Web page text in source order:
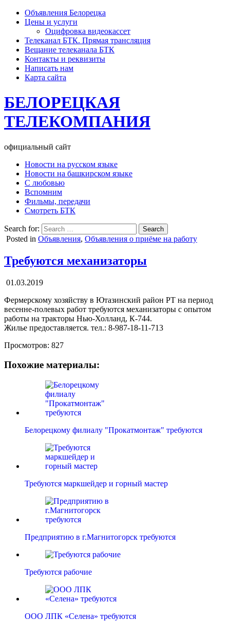
Объявления Белорецка
Цены и услуги
Оцифровка видеокассет
Телеканал БТК. Прямая трансляция
Вещание телеканала БТК
Контакты и реквизиты
Написать нам
Карта сайта
БЕЛОРЕЦКАЯ
ТЕЛЕКОМПАНИЯ
официальный сайт
Новости на русском языке
Новости на башкирском языке
С любовью
Вспомним
Фильмы, передачи
Смотреть БТК
Search for:
Posted in Объявления, Объявления о приёме на работу
Требуются механизаторы
01.03.2019
Фермерскому хозяйству в Ютазинский район РТ на период
весенне-полевых работ требуются механизаторы с опытом
работы на тракторы Нью-Холланд, К-744.
Жилье предоставляется. тел.: 8-987-18-11-713
Просмотров: 827
Похожие материалы:
Белорецкому филиалу "Прокатмонтаж" требуются
Требуются маркшейдер и горный мастер
Предприятию в г.Магнитогорск требуются
Требуются рабочие
ООО ЛПК «Селена» требуются